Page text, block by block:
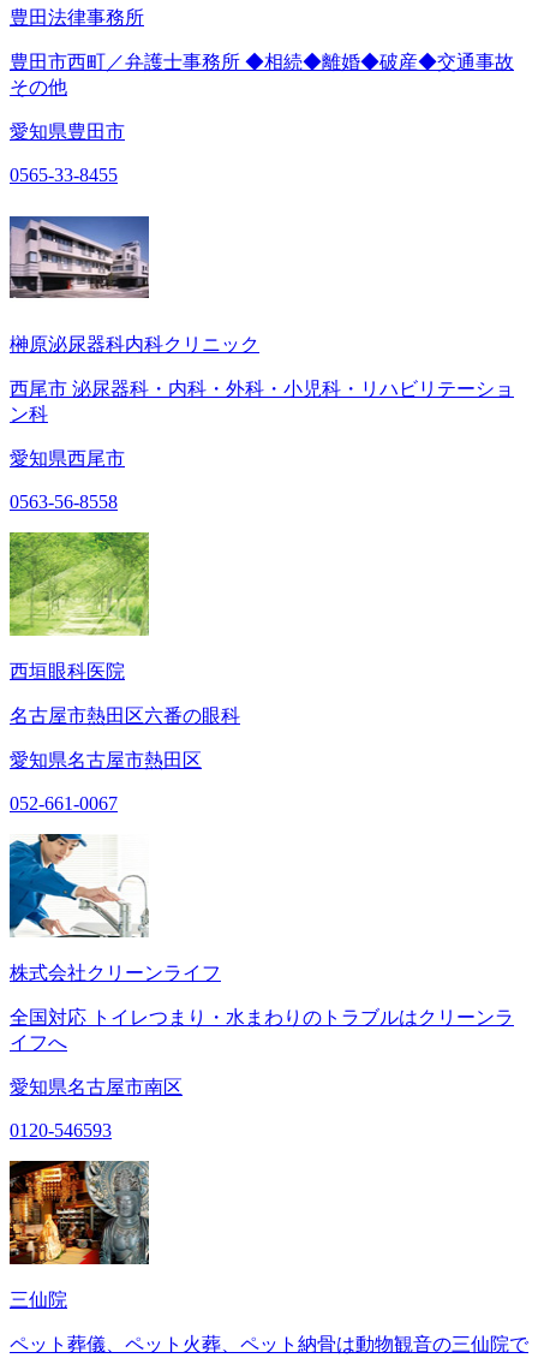
豊田法律事務所
豊田市西町／弁護士事務所 ◆相続◆離婚◆破産◆交通事故
その他
愛知県豊田市
0565-33-8455
榊原泌尿器科内科クリニック
西尾市 泌尿器科・内科・外科・小児科・リハビリテーショ
ン科
愛知県西尾市
0563-56-8558
西垣眼科医院
名古屋市熱田区六番の眼科
愛知県名古屋市熱田区
052-661-0067
株式会社クリーンライフ
全国対応 トイレつまり・水まわりのトラブルはクリーンラ
イフへ
愛知県名古屋市南区
0120-546593
三仙院
ペット葬儀、ペット火葬、ペット納骨は動物観音の三仙院で